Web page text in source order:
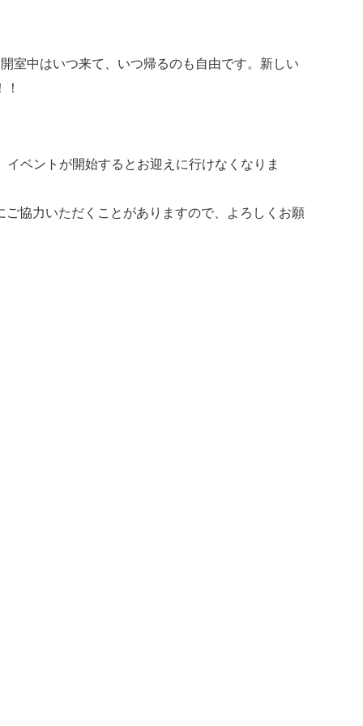
室中はいつ来て、いつ帰るのも自由です。新しい
ベントが開始するとお迎えに行けなくなりま
協力いただくことがありますので、よろしくお願